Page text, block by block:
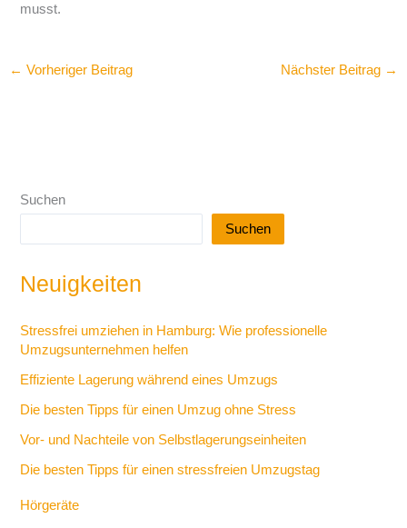
musst.
← Vorheriger Beitrag Nächster Beitrag →
Suchen
Suchen
Neuigkeiten
Stressfrei umziehen in Hamburg: Wie professionelle
Umzugsunternehmen helfen
Effiziente Lagerung während eines Umzugs
Die besten Tipps für einen Umzug ohne Stress
Vor- und Nachteile von Selbstlagerungseinheiten
Die besten Tipps für einen stressfreien Umzugstag
Hörgeräte